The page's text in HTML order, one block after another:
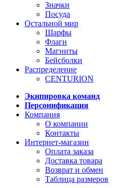
Значки
Посуда
Остальной мир
Шарфы
Флаги
Магниты
Бейсболки
Распределение
CENTURION
Экипировка команд
Персонификация
Компания
О компании
Контакты
Интернет-магазин
Оплата заказа
Доставка товара
Возврат и обмен
Таблица размеров